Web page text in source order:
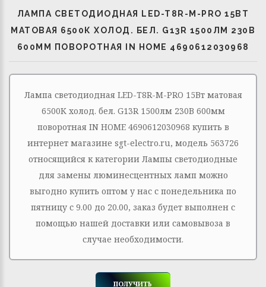
ЛАМПА СВЕТОДИОДНАЯ LED-T8R-М-PRO 15ВТ
МАТОВАЯ 6500К ХОЛОД. БЕЛ. G13R 1500ЛМ 230В
600ММ ПОВОРОТНАЯ IN HOME 4690612030968
Лампа светодиодная LED-T8R-М-PRO 15Вт матовая
6500К холод. бел. G13R 1500лм 230В 600мм
поворотная IN HOME 4690612030968 купить в
интернет магазине sgt-electro.ru, модель 563726
относящийся к категории Лампы светодиодные
для замены люминесцентных ламп можно
выгодно купить оптом у нас с понедельника по
пятницу с 9.00 до 20.00, заказ будет выполнен с
помощью нашей доставки или самовывоза в
случае необходимости.
ПОЛУЧИТЬ